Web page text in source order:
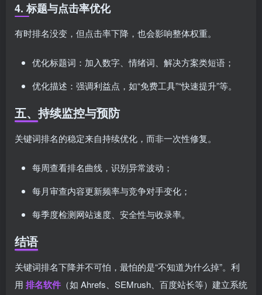
4. 标题与点击率优化
有时排名没变，但点击率下降，也会影响整体权重。
优化标题词：加入数字、情绪词、解决方案类短语；
优化描述：强调利益点，如“免费工具”“快速提升”等。
五、持续监控与预防
关键词排名的稳定来自持续优化，而非一次性修复。
每周查看排名曲线，识别异常波动；
每月审查内容更新频率与竞争对手变化；
每季度检测网站速度、安全性与收录率。
结语
关键词排名下降并不可怕，最怕的是“不知道为什么掉”。利
用 排名软件 （如 Ahrefs、SEMrush、百度站长等）建立系统